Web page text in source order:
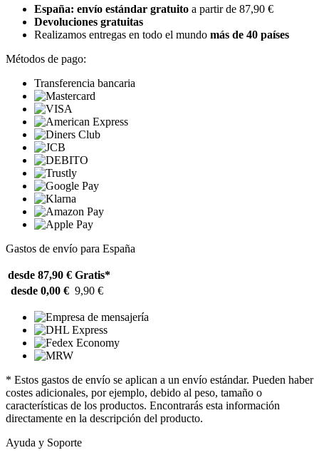
España: envío estándar gratuito a partir de 87,90 €
Devoluciones gratuitas
Realizamos entregas en todo el mundo más de 40 países
Métodos de pago:
Transferencia bancaria
Gastos de envío para España
desde 87,90 € Gratis*
desde 0,00 € 9,90 €
* Estos gastos de envío se aplican a un envío estándar. Pueden haber
costes adicionales, por ejemplo, debido al peso, tamaño o
características de los productos. Encontrarás esta información
directamente en la descripción del producto.
Ayuda y Soporte